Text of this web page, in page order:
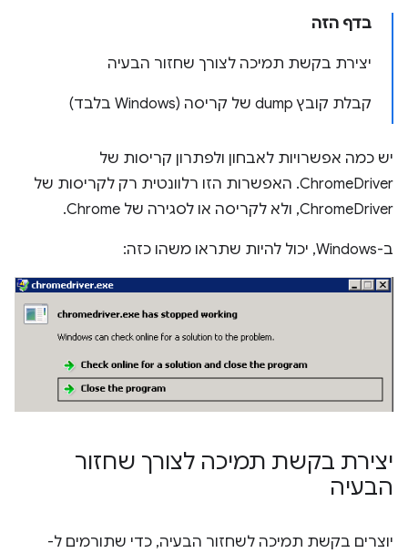
בדף הזה
יצירת בקשת תמיכה לצורך שחזור הבעיה
קבלת קובץ dump של קריסה (Windows בלבד)
יש כמה אפשרויות לאבחון ולפתרון קריסות של
ChromeDriver. האפשרות הזו רלוונטית רק לקריסות של
ChromeDriver, ולא לקריסה או לסגירה של Chrome.
ב-Windows, יכול להיות שתראו משהו כזה:
יצירת בקשת תמיכה לצורך שחזור
הבעיה
יוצרים בקשת תמיכה לשחזור הבעיה, כדי שתורמים ל-